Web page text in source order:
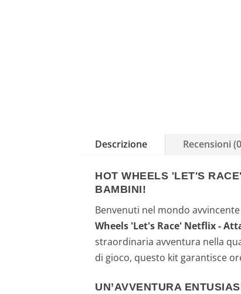
Descrizione Recensioni
HOT WHEELS 'LET'S
BAMBINI!
Benvenuti nel mondo
Wheels 'Let's Race' Netflix -
straordinaria avventura nella
di gioco, questo kit garantisce
UN’AVVENTURA